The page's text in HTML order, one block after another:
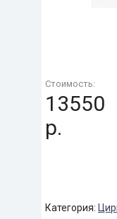
Стоимость:
13550
р.
Категория: